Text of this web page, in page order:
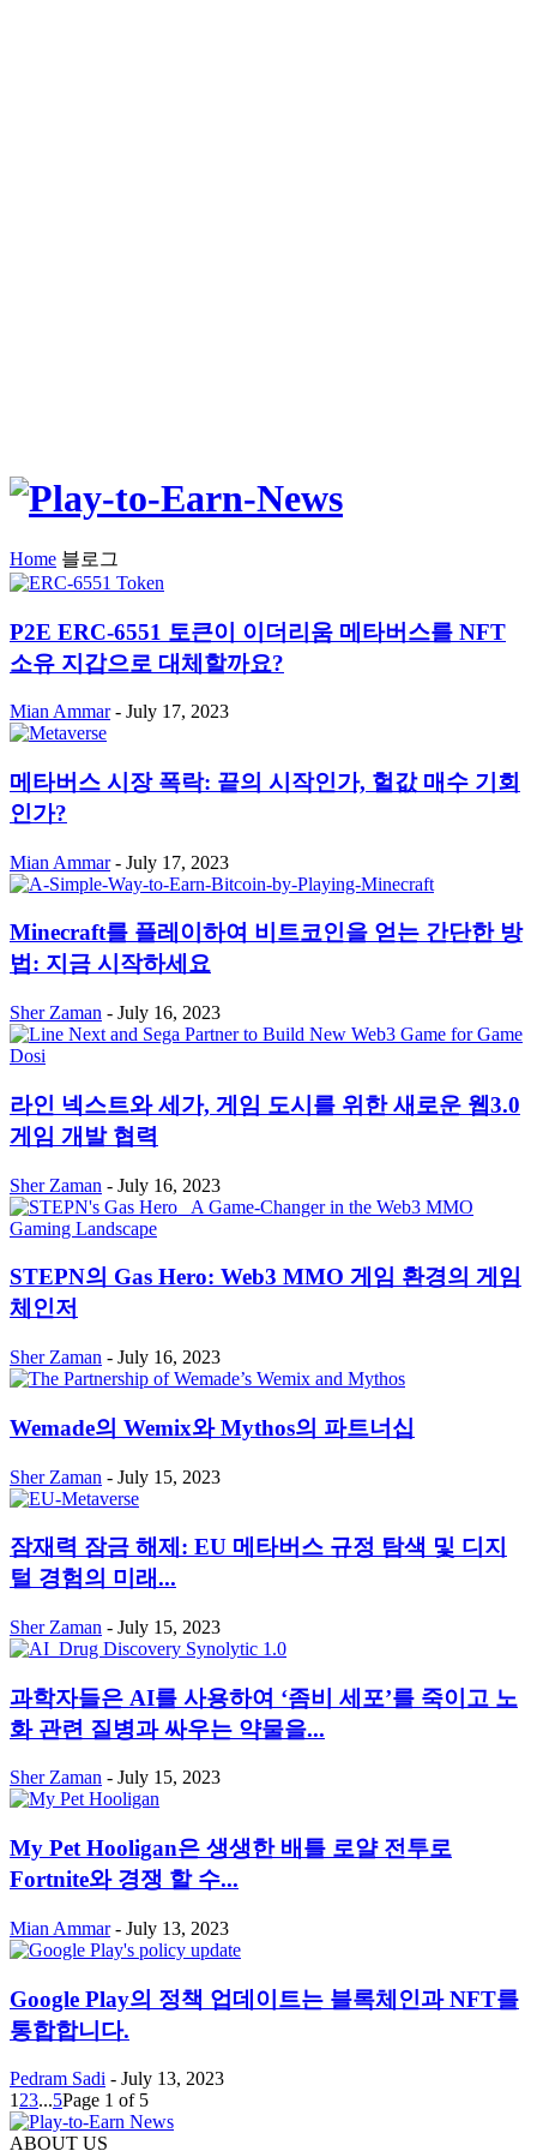
Home 블로그
P2E ERC-6551 토큰이 이더리움 메타버스를 NFT
소유 지갑으로 대체할까요?
Mian Ammar - July 17, 2023
메타버스 시장 폭락: 끝의 시작인가, 헐값 매수 기회
인가?
Mian Ammar - July 17, 2023
Minecraft를 플레이하여 비트코인을 얻는 간단한 방
법: 지금 시작하세요
Sher Zaman - July 16, 2023
라인 넥스트와 세가, 게임 도시를 위한 새로운 웹3.0
게임 개발 협력
Sher Zaman - July 16, 2023
STEPN의 Gas Hero: Web3 MMO 게임 환경의 게임
체인저
Sher Zaman - July 16, 2023
Wemade의 Wemix와 Mythos의 파트너십
Sher Zaman - July 15, 2023
잠재력 잠금 해제: EU 메타버스 규정 탐색 및 디지
털 경험의 미래...
Sher Zaman - July 15, 2023
과학자들은 AI를 사용하여 ‘좀비 세포’를 죽이고 노
화 관련 질병과 싸우는 약물을...
Sher Zaman - July 15, 2023
My Pet Hooligan은 생생한 배틀 로얄 전투로
Fortnite와 경쟁 할 수...
Mian Ammar - July 13, 2023
Google Play의 정책 업데이트는 블록체인과 NFT를
통합합니다.
Pedram Sadi - July 13, 2023
1 23...5Page 1 of 5
ABOUT US